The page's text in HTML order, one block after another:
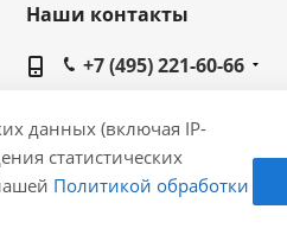
Наши контакты
+7 (495) 221-60-66
info@gidrolica.ru
Головной офис Gidrolica
Московская область,
данных (включая IP-
статистических
Политикой обработки